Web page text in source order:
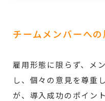
チームメンバーへ
雇用形態に限らず、メ
し、個々の意見を尊重
が、導入成功のポイン